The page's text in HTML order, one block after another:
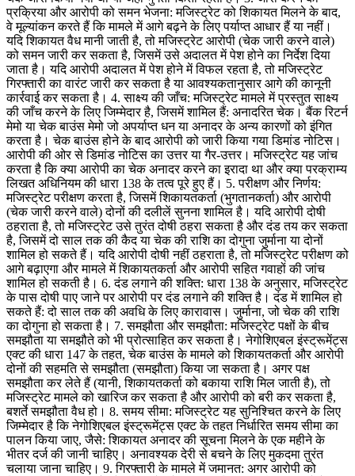
प्रक्रिया और आरोपी को समन भेजना: मजिस्ट्रेट को शिकायत मिलने के बाद,
वे मूल्यांकन करते हैं कि मामले में आगे बढ़ने के लिए पर्याप्त आधार हैं या नहीं।
यदि शिकायत वैध मानी जाती है, तो मजिस्ट्रेट आरोपी (चेक जारी करने वाले)
को समन जारी कर सकता है, जिसमें उसे अदालत में पेश होने का निर्देश दिया
जाता है। यदि आरोपी अदालत में पेश होने में विफल रहता है, तो मजिस्ट्रेट
गिरफ्तारी का वारंट जारी कर सकता है या आवश्यकतानुसार आगे की कानूनी
कार्रवाई कर सकता है। 4. साक्ष्य की जाँच: मजिस्ट्रेट मामले में प्रस्तुत साक्ष्य
की जाँच करने के लिए जिम्मेदार है, जिसमें शामिल हैं: अनादरित चेक। बैंक रिटर्न
मेमो या चेक बाउंस मेमो जो अपर्याप्त धन या अनादर के अन्य कारणों को इंगित
करता है। चेक बाउंस होने के बाद आरोपी को जारी किया गया डिमांड नोटिस।
आरोपी की ओर से डिमांड नोटिस का उत्तर या गैर-उत्तर। मजिस्ट्रेट यह जांच
करता है कि क्या आरोपी का चेक अनादर करने का इरादा था और क्या परक्राम्य
लिखत अधिनियम की धारा 138 के तत्व पूरे हुए हैं। 5. परीक्षण और निर्णय:
मजिस्ट्रेट परीक्षण करता है, जिसमें शिकायतकर्ता (भुगतानकर्ता) और आरोपी
(चेक जारी करने वाले) दोनों की दलीलें सुनना शामिल है। यदि आरोपी दोषी
ठहराता है, तो मजिस्ट्रेट उसे तुरंत दोषी ठहरा सकता है और दंड तय कर सकता
है, जिसमें दो साल तक की कैद या चेक की राशि का दोगुना जुर्माना या दोनों
शामिल हो सकते हैं। यदि आरोपी दोषी नहीं ठहराता है, तो मजिस्ट्रेट परीक्षण को
आगे बढ़ाएगा और मामले में शिकायतकर्ता और आरोपी सहित गवाहों की जांच
शामिल हो सकती है। 6. दंड लगाने की शक्ति: धारा 138 के अनुसार, मजिस्ट्रेट
के पास दोषी पाए जाने पर आरोपी पर दंड लगाने की शक्ति है। दंड में शामिल हो
सकते हैं: दो साल तक की अवधि के लिए कारावास। जुर्माना, जो चेक की राशि
का दोगुना हो सकता है। 7. समझौता और समझौता: मजिस्ट्रेट पक्षों के बीच
समझौता या समझौते को भी प्रोत्साहित कर सकता है। नेगोशिएबल इंस्ट्रूमेंट्स
एक्ट की धारा 147 के तहत, चेक बाउंस के मामले को शिकायतकर्ता और आरोपी
दोनों की सहमति से समझौता (समझौता) किया जा सकता है। अगर पक्ष
समझौता कर लेते हैं (यानी, शिकायतकर्ता को बकाया राशि मिल जाती है), तो
मजिस्ट्रेट मामले को खारिज कर सकता है और आरोपी को बरी कर सकता है,
बशर्ते समझौता वैध हो। 8. समय सीमा: मजिस्ट्रेट यह सुनिश्चित करने के लिए
जिम्मेदार है कि नेगोशिएबल इंस्ट्रूमेंट्स एक्ट के तहत निर्धारित समय सीमा का
पालन किया जाए, जैसे: शिकायत अनादर की सूचना मिलने के एक महीने के
भीतर दर्ज की जानी चाहिए। अनावश्यक देरी से बचने के लिए मुकदमा तुरंत
चलाया जाना चाहिए। 9. गिरफ्तारी के मामले में जमानत: अगर आरोपी को